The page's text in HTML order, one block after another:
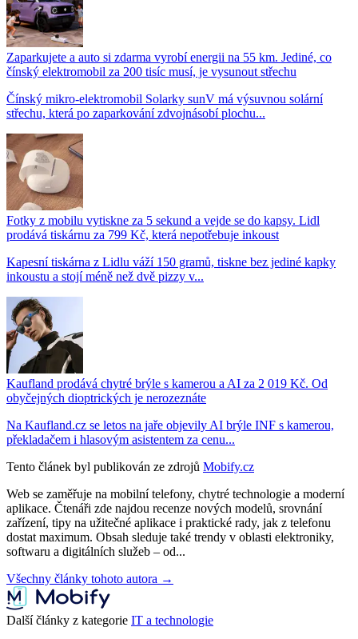
Zaparkujete a auto si zdarma vyrobí energii na 55 km. Jediné, co
čínský elektromobil za 200 tisíc musí, je vysunout střechu
Čínský mikro-elektromobil Solarky sunV má výsuvnou solární
střechu, která po zaparkování zdvojnásobí plochu...
Fotky z mobilu vytiskne za 5 sekund a vejde se do kapsy. Lidl
prodává tiskárnu za 799 Kč, která nepotřebuje inkoust
Kapesní tiskárna z Lidlu váží 150 gramů, tiskne bez jediné kapky
inkoustu a stojí méně než dvě pizzy v...
Kaufland prodává chytré brýle s kamerou a AI za 2 019 Kč. Od
obyčejných dioptrických je nerozeznáte
Na Kaufland.cz se letos na jaře objevily AI brýle INF s kamerou,
překladačem i hlasovým asistentem za cenu...
Tento článek byl publikován ze zdrojů Mobify.cz
Web se zaměřuje na mobilní telefony, chytré technologie a moderní
aplikace. Čtenáři zde najdou recenze nových modelů, srovnání
zařízení, tipy na užitečné aplikace i praktické rady, jak z telefonu
dostat maximum. Obsah sleduje také trendy v oblasti elektroniky,
softwaru a digitálních služeb – od...
Všechny články tohoto autora →
Další články z kategorie IT a technologie